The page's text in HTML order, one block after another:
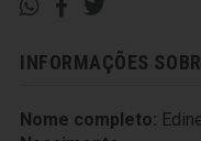
INFORMAÇÕES
Nome completo: